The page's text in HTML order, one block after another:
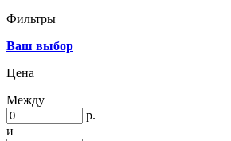
Фильтры
Ваш выбор
Цена
Между
р.
и